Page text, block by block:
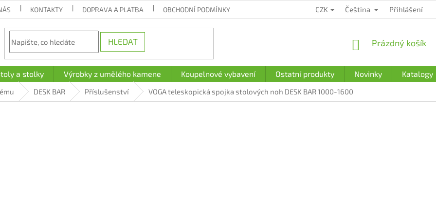
KONTAKTY DOPRAVA A PLATBA OBCHODNÍ PODMÍNKY PODMÍNKY OCHRANY OSOBNÍCH
CZK Čeština Přihlášení
HLEDAT
NÁKUPNÍ
Prázdný košík
a stolky Výrobky z umělého kamene Koupelnové vybavení Ostatní produkty Novinky Katalogy
DESK BAR Příslušenství VOGA teleskopická spojka stolových noh DESK BAR 1000-1600